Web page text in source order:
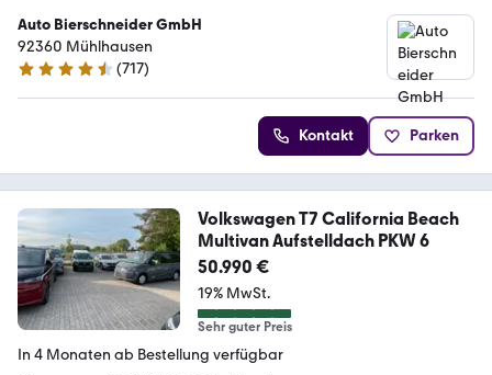
Auto Bierschneider GmbH
92360 Mühlhausen
4.5 Sterne
(717)
Kontakt Parken
Volkswagen T7 California Beach
Multivan Aufstelldach PKW 6
50.990 €
19% MwSt.
Sehr guter Preis
In 4 Monaten ab Bestellung verfügbar